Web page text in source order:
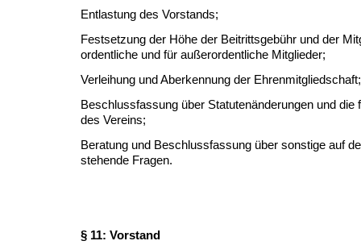
Entlastung des Vorstands;
Festsetzung der Höhe der Beitrittsgebühr und der
ordentliche und für außerordentliche Mitglieder;
Verleihung und Aberkennung der Ehrenmitgliedschaft;
Beschlussfassung über Statutenänderungen und die
des Vereins;
Beratung und Beschlussfassung über sonstige auf
stehende Fragen.
§ 11: Vorstand